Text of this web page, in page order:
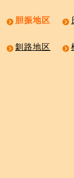
胆振地区
釧路地区